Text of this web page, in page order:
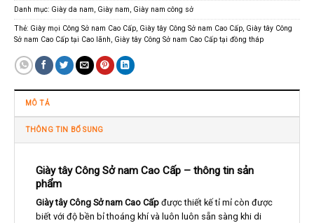
Danh mục: Giày da nam, Giày nam, Giày nam công sở
Thẻ: Giày mọi Công Sở nam Cao Cấp, Giày tây Công Sở nam Cao Cấp, Giày tây Công
Sở nam Cao Cấp tại Cao lãnh, Giày tây Công Sở nam Cao Cấp tại đồng tháp
MÔ TẢ
THÔNG TIN BỔ SUNG
Giày tây Công Sở nam Cao Cấp – thông tin sản
phẩm
Giày tây Công Sở nam Cao Cấpđược thiết kế tỉ mỉ còn được
biết với độ bền bỉ thoáng khí và luôn luôn sẵn sàng khi di